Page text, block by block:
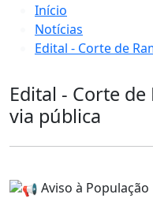
Início
Notícias
Edital - Corte de
Edital - Corte
via pública
Aviso à População